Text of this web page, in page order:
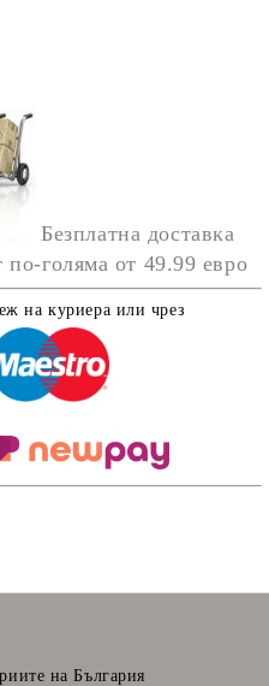
Безплатна доставка
по-голяма от 49.99 евро
на куриера или чрез
на България